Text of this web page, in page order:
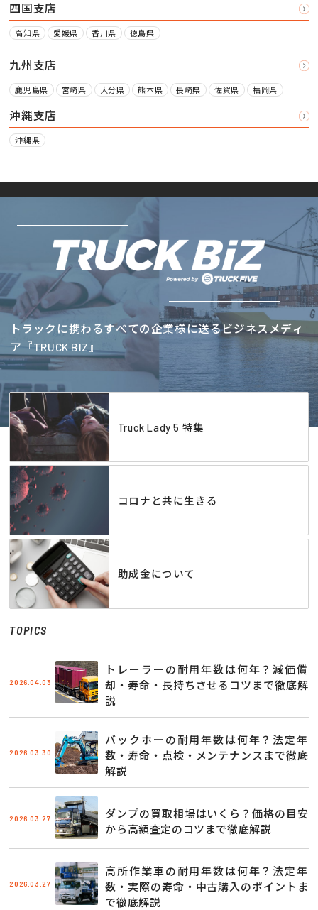
四国支店
高知県 愛媛県 香川県 徳島県
九州支店
鹿児島県 宮崎県 大分県 熊本県 長崎県 佐賀県 福岡県
沖縄支店
沖縄県
トラックに携わるすべての企業様に送るビジネスメディ
ア『TRUCK BIZ』
Truck Lady 5 特集
コロナと共に生きる
助成金について
TOPICS
2026.04.03
トレーラーの耐用年数は何年？減価償
却・寿命・長持ちさせるコツまで徹底解
説
2026.03.30
バックホーの耐用年数は何年？法定年
数・寿命・点検・メンテナンスまで徹底
解説
2026.03.27
ダンプの買取相場はいくら？価格の目安
から高額査定のコツまで徹底解説
2026.03.27
高所作業車の耐用年数は何年？法定年
数・実際の寿命・中古購入のポイントま
で徹底解説